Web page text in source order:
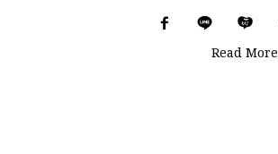
Read More